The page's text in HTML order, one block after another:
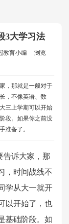
3大学习法
教育小编
浏览
，那就是一般对于
，不像英语、数
三上学期可以开始
段。如果你之前没
准备了。
告诉大家，那
，时间战线不
学从大一就开
以开始了，也
基础阶段。如